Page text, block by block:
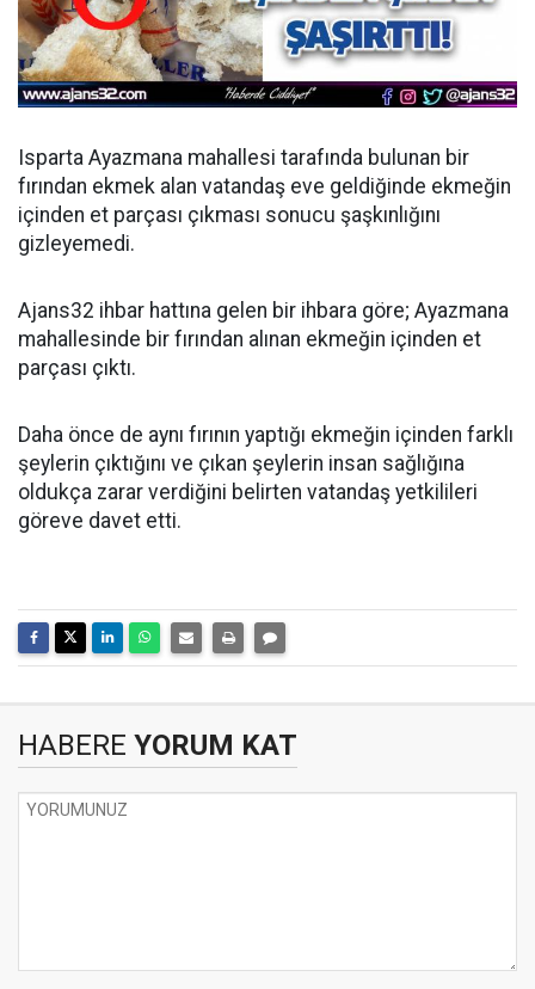
Isparta Ayazmana mahallesi tarafında bulunan bir
fırından ekmek alan vatandaş eve geldiğinde ekmeğin
içinden et parçası çıkması sonucu şaşkınlığını
gizleyemedi.
Ajans32 ihbar hattına gelen bir ihbara göre; Ayazmana
mahallesinde bir fırından alınan ekmeğin içinden et
parçası çıktı.
Daha önce de aynı fırının yaptığı ekmeğin içinden farklı
şeylerin çıktığını ve çıkan şeylerin insan sağlığına
oldukça zarar verdiğini belirten vatandaş yetkilileri
göreve davet etti.
HABERE YORUM KAT